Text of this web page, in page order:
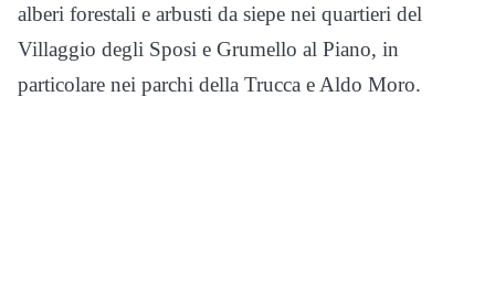
alberi forestali e arbusti da siepe nei quartieri del
Villaggio degli Sposi e Grumello al Piano, in
particolare nei parchi della Trucca e Aldo Moro.